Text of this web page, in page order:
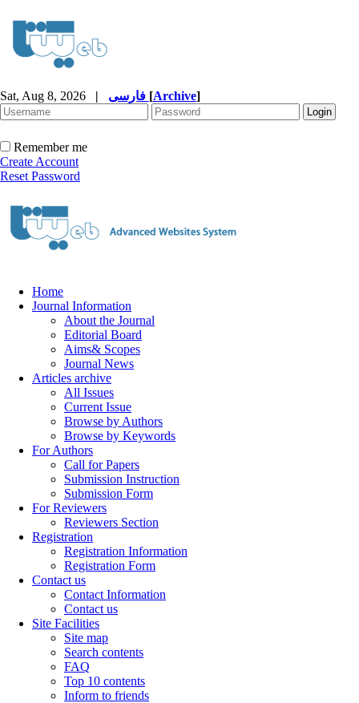
Sat, Aug 8, 2026 | [Archive]
Remember me
Create Account
Reset Password
Home
Journal Information
About the Journal
Editorial Board
Aims& Scopes
Journal News
Articles archive
All Issues
Current Issue
Browse by Authors
Browse by Keywords
For Authors
Call for Papers
Submission Instruction
Submission Form
For Reviewers
Reviewers Section
Registration
Registration Information
Registration Form
Contact us
Contact Information
Contact us
Site Facilities
Site map
Search contents
FAQ
Top 10 contents
Inform to friends